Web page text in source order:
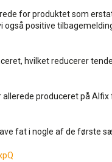
for produktet som
også positive
hvilket reducerer
produceret på
fat i nogle af de første